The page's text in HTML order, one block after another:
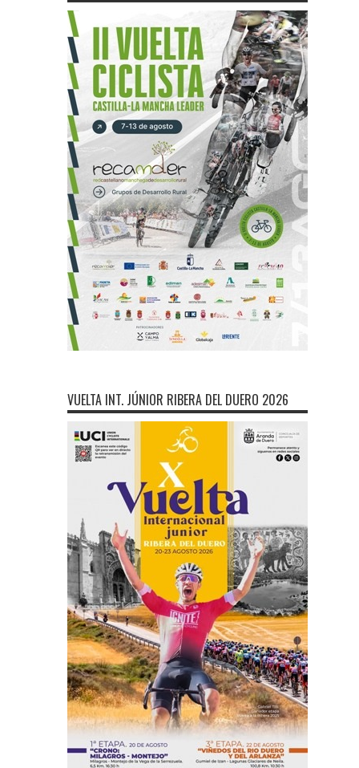
VUELTA INT. JÚNIOR RIBERA DEL DUERO 2026